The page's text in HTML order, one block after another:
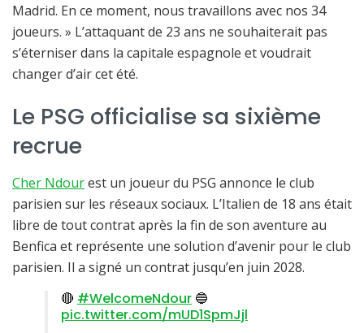
Madrid. En ce moment, nous travaillons avec nos 34
joueurs. » L’attaquant de 23 ans ne souhaiterait pas
s’éterniser dans la capitale espagnole et voudrait
changer d’air cet été.
Le PSG officialise sa sixième
recrue
Cher Ndourest un joueur du PSG annonce le club
parisien sur les réseaux sociaux. L’Italien de 18 ans était
libre de tout contrat après la fin de son aventure au
Benfica et représente une solution d’avenir pour le club
parisien. Il a signé un contrat jusqu’en juin 2028.
🔴 #WelcomeNdour 🔵
pic.twitter.com/mUD1SpmJjl